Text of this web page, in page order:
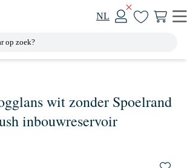
NL
wit zonder Spoelrand
inbouwreservoir